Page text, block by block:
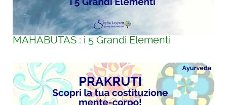
MAHABUTAS : i 5 Grandi Elementi